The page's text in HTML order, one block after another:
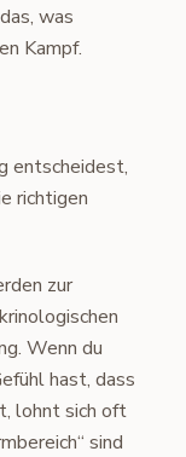
was
Kampf.
entscheidest,
richtigen
zur
Wenn du
hast, dass
lohnt sich oft
sind